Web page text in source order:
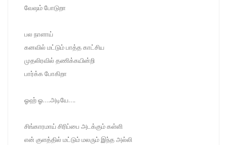
வேஷம் போடுறா
பல நாளாய்
கனவில் மட்டும் பாத்த காட்சிய
முதலிரவில் தணிக்கயின்றி
பார்க்க போகிறா
ஓஹ் ஓ….அடியே….
சிங்காரமாய் சிரிப்பை அடக்கும் கள்ளி
என் குளத்தில் மட்டும் மலரும் இந்த அல்லி